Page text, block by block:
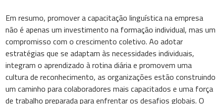
Em resumo, promover a capacitação linguística na empresa
não é apenas um investimento na formação individual, mas um
compromisso com o crescimento coletivo. Ao adotar
estratégias que se adaptam às necessidades individuais,
integram o aprendizado à rotina diária e promovem uma
cultura de reconhecimento, as organizações estão construindo
um caminho para colaboradores mais capacitados e uma força
de trabalho preparada para enfrentar os desafios globais. O